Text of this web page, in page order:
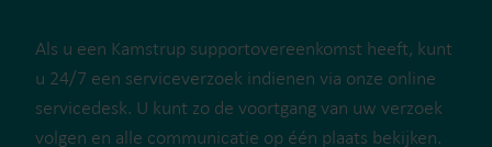
Als u een Kamstrup supportovereenkomst heeft, kunt
u 24/7 een serviceverzoek indienen via onze online
servicedesk. U kunt zo de voortgang van uw verzoek
volgen en alle communicatie op één plaats bekijken.